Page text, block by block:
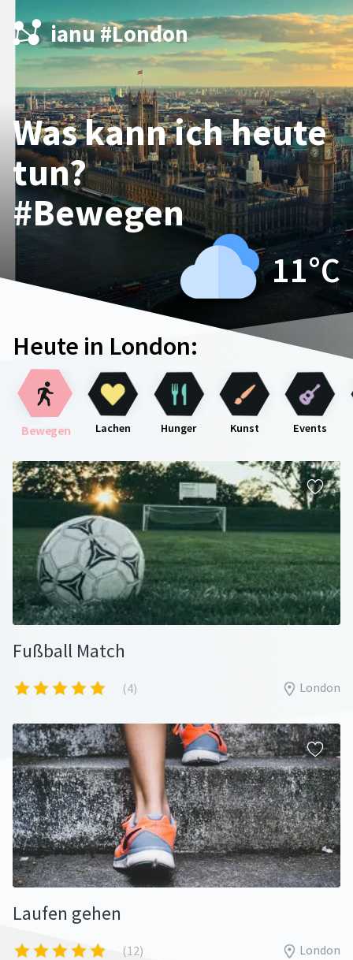
ianu #London
Was kann ich heute
tun?
#Bewegen
11°C
Heute in London:
Bewegen Lachen Hunger Kunst Events
Fußball Match
(4) London
Laufen gehen
(12) London